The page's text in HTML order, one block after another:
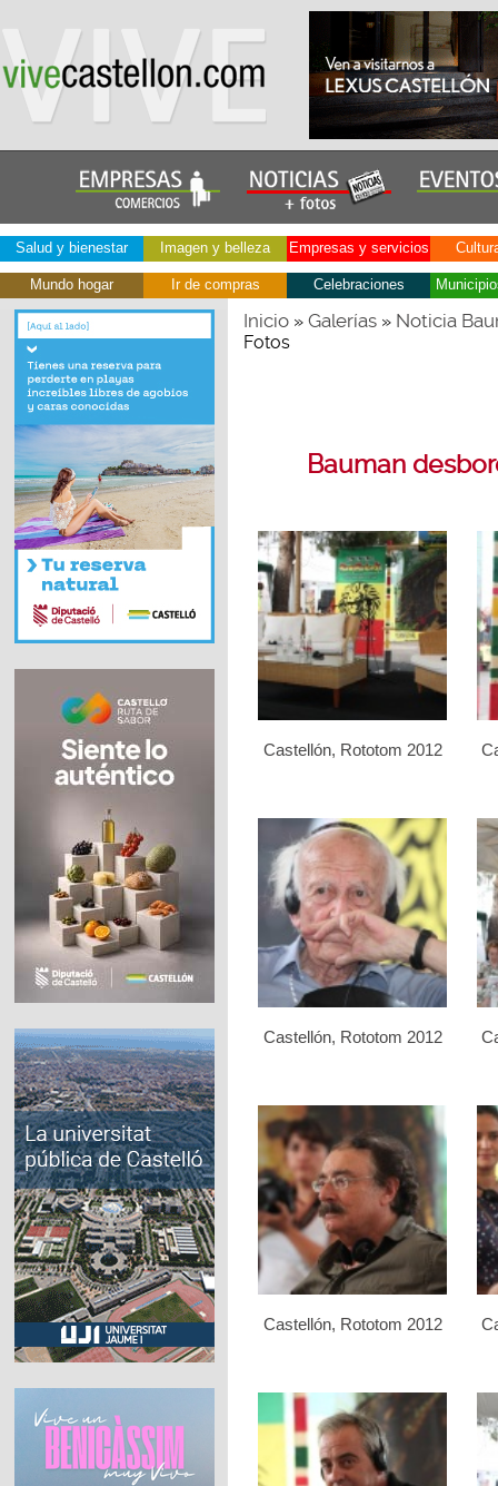
Salud y bienestar Imagen y belleza Empresas y servicios
Mundo hogar Ir de compras Celebraciones
Inicio» Galerías» Noticia
Fotos
Bauman
Castellón, Rototom 2012
Castellón, Rototom 2012
Castellón, Rototom 2012